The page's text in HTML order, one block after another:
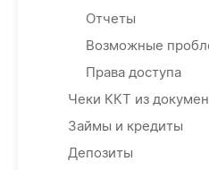
Отчеты
Возможные
Права доступа
Чеки ККТ из
Займы и кредиты
Депозиты